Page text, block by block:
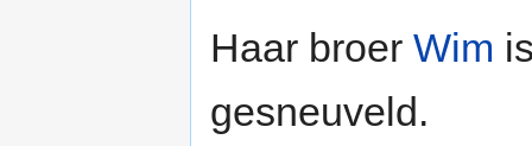
Haar broer Wim
gesneuveld.